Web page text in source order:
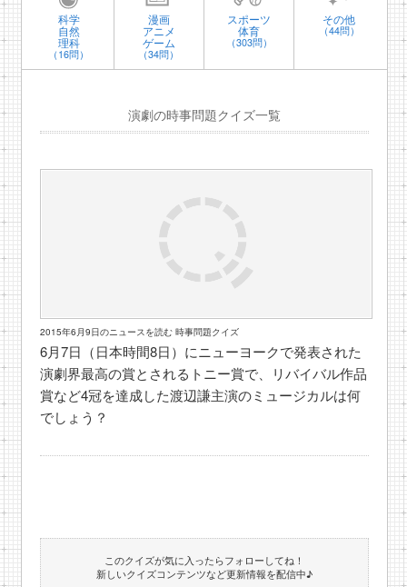
科学
自然
理科
（16問）
漫画
アニメ
ゲーム
（34問）
スポーツ
体育
（303問）
その他
（44問）
演劇の時事問題クイズ一覧
2015年6月9日のニュースを読む 時事問題クイズ
6月7日（日本時間8日）にニューヨークで発表された
演劇界最高の賞とされるトニー賞で、リバイバル作品
賞など4冠を達成した渡辺謙主演のミュージカルは何
でしょう？
このクイズが気に入ったらフォローしてね！
新しいクイズコンテンツなど更新情報を配信中♪